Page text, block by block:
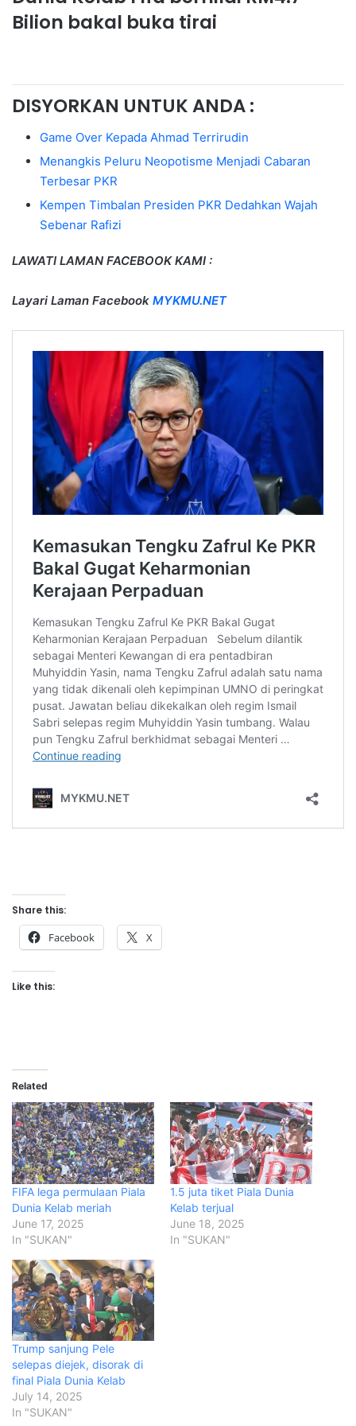
Bilion bakal buka tirai
DISYORKAN UNTUK ANDA :
Game Over Kepada Ahmad Terrirudin
Menangkis Peluru Neopotisme Menjadi Cabaran
Terbesar PKR
Kempen Timbalan Presiden PKR Dedahkan Wajah
Sebenar Rafizi
LAWATI LAMAN FACEBOOK KAMI :
Layari Laman Facebook MYKMU.NET
Share this:
Facebook X
Like this:
Related
FIFA lega permulaan Piala
Dunia Kelab meriah
June 17, 2025
In "SUKAN"
1.5 juta tiket Piala Dunia
Kelab terjual
June 18, 2025
In "SUKAN"
Trump sanjung Pele
selepas diejek, disorak di
final Piala Dunia Kelab
July 14, 2025
In "SUKAN"